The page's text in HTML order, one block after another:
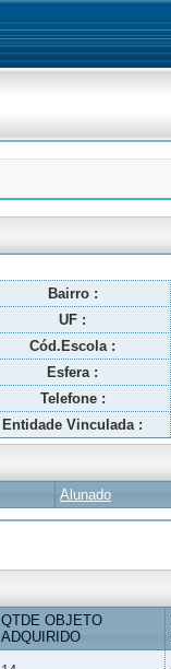
Bairro :
UF :
Cód.Escola :
Esfera :
Telefone :
Entidade Vinculada :
Alunado
QTDE OBJETO
ADQUIRIDO